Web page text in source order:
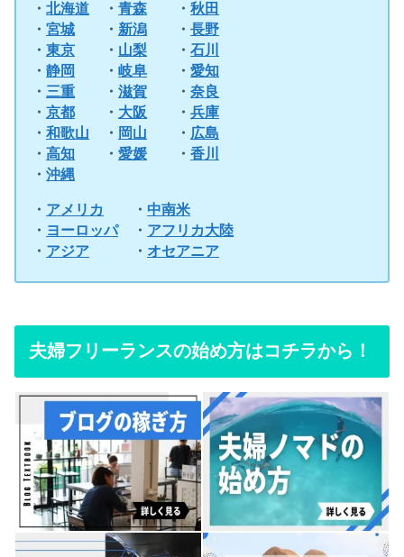
・北海道 ・青森 ・秋田
・宮城 ・ 新潟 ・長野
・東京 ・ 山梨 ・石川
・静岡 ・岐阜 ・愛知
・ 三重 ・滋賀 ・奈良
・京都 ・ 大阪 ・兵庫
・和歌山 ・ 岡山 ・ 広島
・高知 ・愛媛 ・香川
・沖縄
・ アメリカ ・ 中南米
・ ヨーロッパ・ アフリカ大陸
・ アジア ・ オセアニア
夫婦フリーランスの始め方はコチラから！